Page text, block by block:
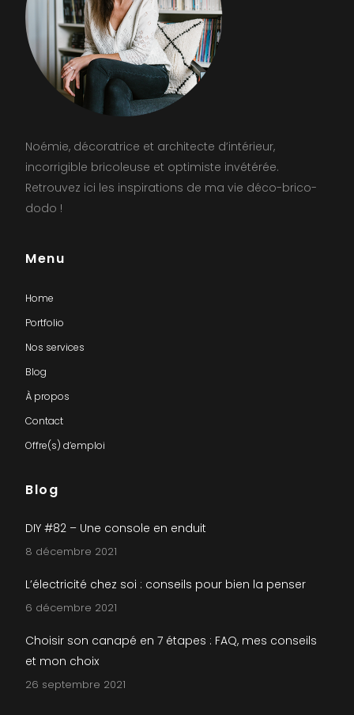
Noémie, décoratrice et architecte d’intérieur,
incorrigible bricoleuse et optimiste invétérée.
Retrouvez ici les inspirations de ma vie déco-brico-
dodo !
Menu
Home
Portfolio
Nos services
Blog
À propos
Contact
Offre(s) d’emploi
Blog
DIY #82 – Une console en enduit
8 décembre 2021
L’électricité chez soi : conseils pour bien la penser
6 décembre 2021
Choisir son canapé en 7 étapes : FAQ, mes conseils
et mon choix
26 septembre 2021